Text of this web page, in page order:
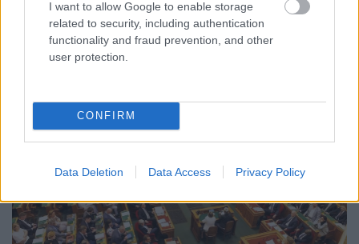
I want to allow Google to enable storage
related to security, including authentication
functionality and fraud prevention, and other
user protection.
CONFIRM
Data Deletion Data Access Privacy Policy
Szólj hozzá!